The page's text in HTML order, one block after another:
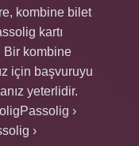
kombine bilet
kartı
Bir kombine
için başvuruyu
yeterlidir.
›
›